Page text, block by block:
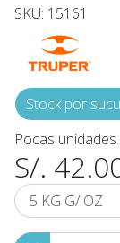
SKU: 15161
Stock por
Pocas unidades.
S/.